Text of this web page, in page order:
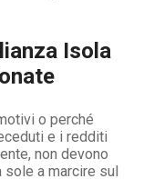
Isola
o perché
e i redditi
non devono
a marcire sul